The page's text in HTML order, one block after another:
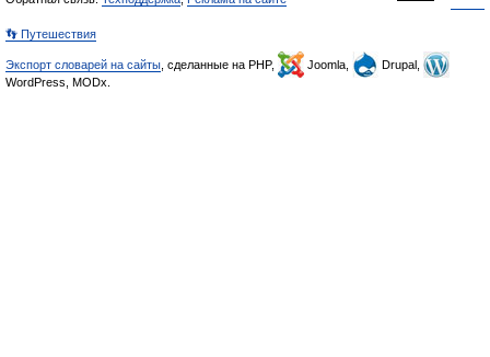
👣 Путешествия
Экспорт словарей на сайты , сделанные на PHP, Joomla,
Drupal,
WordPress, MODx.